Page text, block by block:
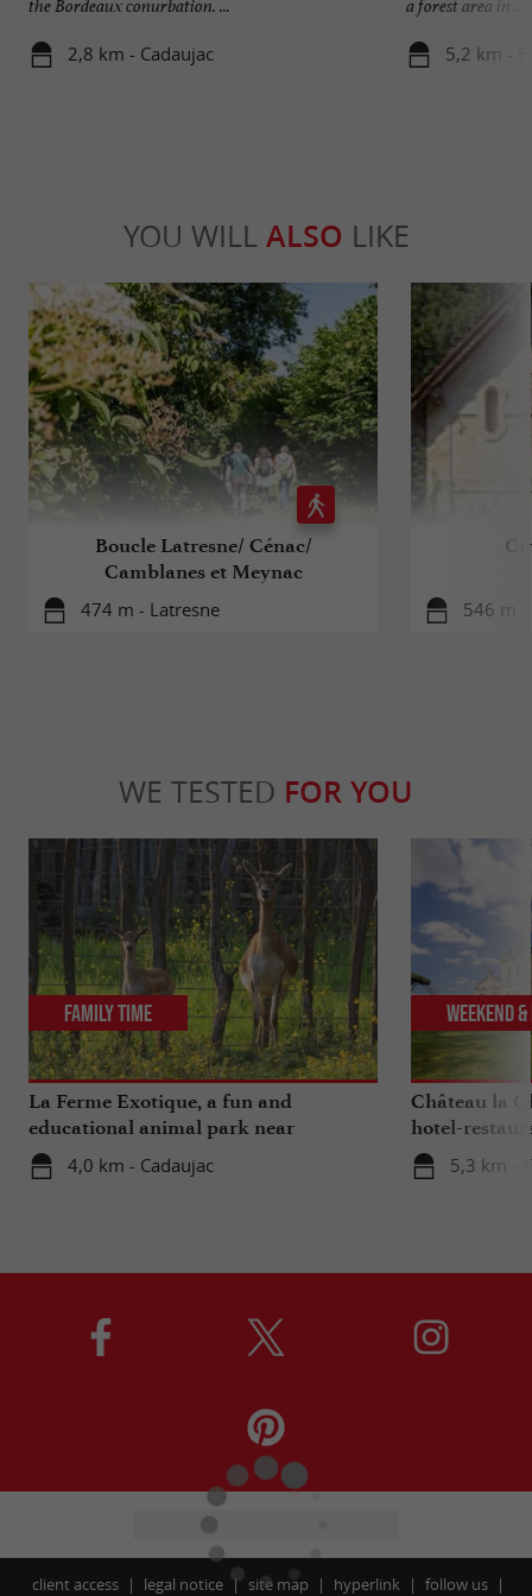
the Bordeaux conurbation. ...
2,8 km - Cadaujac
a forest area in ...
5,2 km -
YOU WILL ALSO LIKE
Boucle Latresne/ Cénac/
Camblanes et Meynac
474 m - Latresne 546 m -
WE TESTED FOR YOU
La Ferme Exotique, a fun and
educational animal park near
Bordeaux
4,0 km - Cadaujac
Family Time
Château la
hotel-
Bordeaux
5,3 km -
Weekend
client access legal notice site map hyperlink follow us